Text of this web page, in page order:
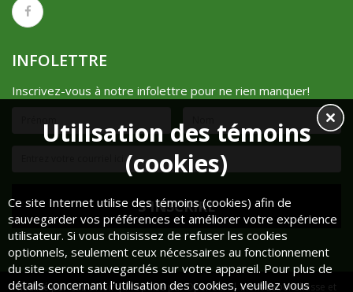
INFOLETTRE
Inscrivez-vous à notre infolettre pour ne rien manquer!
Réalisé parCube Noir| Propulsé parOpenCart| Mont-Lebel Chasse et
Utilisation des témoins
(cookies)
Ce site Internet utilise des témoins (cookies) afin de
sauvegarder vos préférences et améliorer votre expérience
utilisateur. Si vous choisissez de refuser les cookies
optionnels, seulement ceux nécessaires au fonctionnement
du site seront sauvegardés sur votre appareil. Pour plus de
détails concernant l'utilisation des cookies, veuillez vous